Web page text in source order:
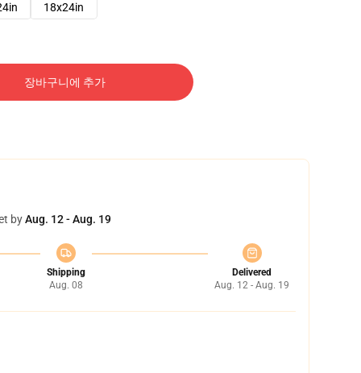
18x24in
장바구니에 추가
byAug. 12 - Aug. 19
Shipping
Aug. 08
Delivered
Aug. 12 - Aug. 19